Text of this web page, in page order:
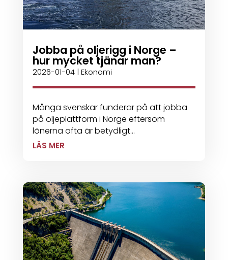
Jobba på oljerigg i Norge –
hur mycket tjänar man?
2026-01-04| Ekonomi
Många svenskar funderar på att jobba
på oljeplattform i Norge eftersom
lönerna ofta är betydligt...
LÄS MER